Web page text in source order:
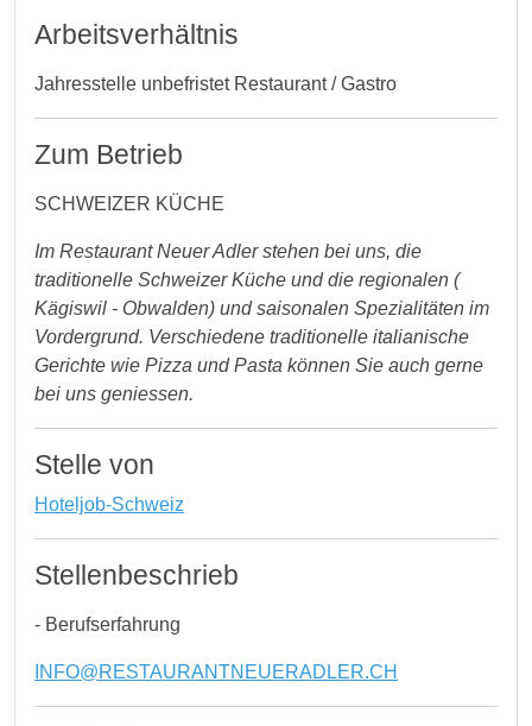
Arbeitsverhältnis
Jahresstelle unbefristet Restaurant / Gastro
Zum Betrieb
SCHWEIZER KÜCHE
Im Restaurant Neuer Adler stehen bei uns, die
traditionelle Schweizer Küche und die regionalen (
Kägiswil - Obwalden) und saisonalen Spezialitäten im
Vordergrund. Verschiedene traditionelle italianische
Gerichte wie Pizza und Pasta können Sie auch gerne
bei uns geniessen.
Stelle von
Hoteljob-Schweiz
Stellenbeschrieb
- Berufserfahrung
INFO@RESTAURANTNEUERADLER.CH